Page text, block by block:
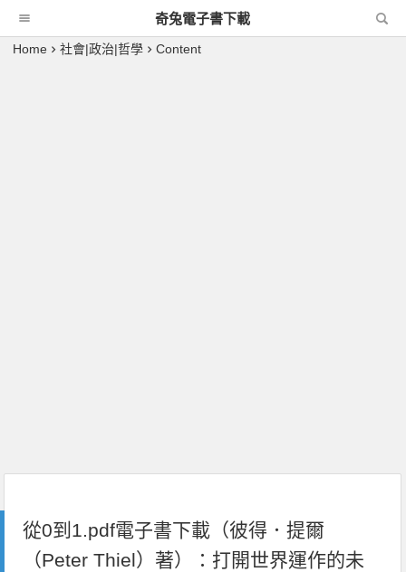
奇兔電子書下載
Home 社會|政治|哲學 Content
從0到1.pdf電子書下載（彼得．提爾
（Peter Thiel）著）：打開世界運作的未